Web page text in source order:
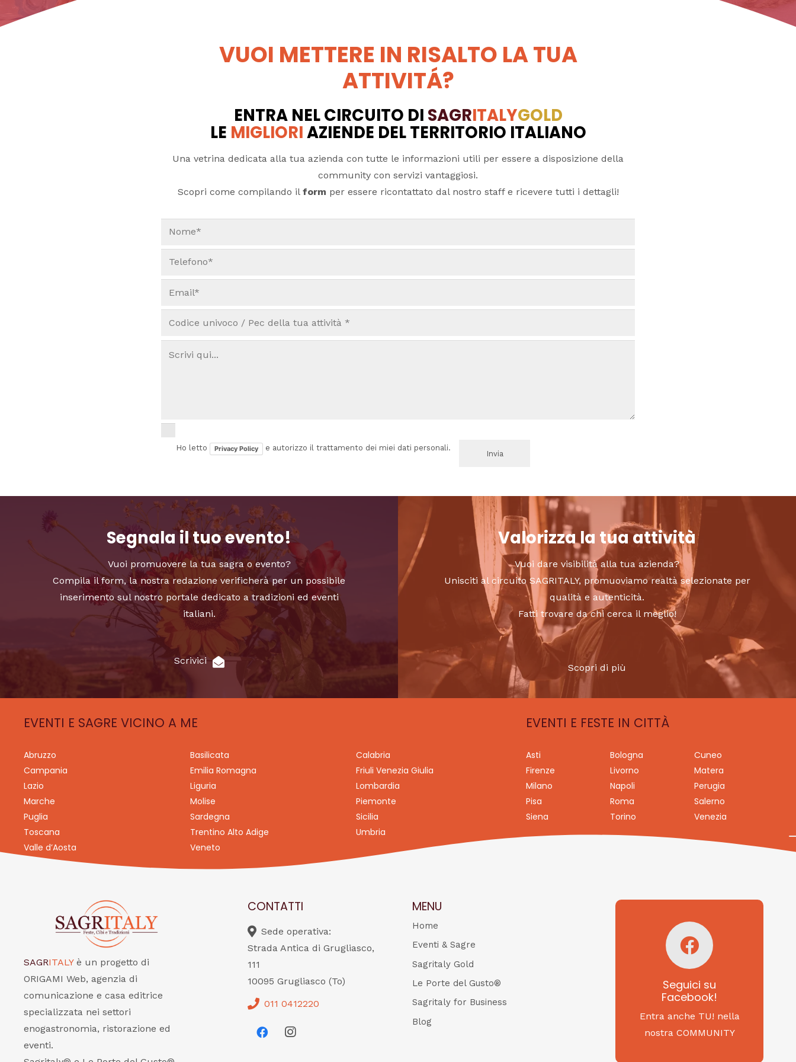
VUOI METTERE IN RISALTO LA TUA
ATTIVITÁ?
ENTRA NEL CIRCUITO DI SAGRITALYGOLD
LE MIGLIORIAZIENDE DEL TERRITORIO ITALIANO
Una vetrina dedicata alla tua azienda con tutte le informazioni utili per essere a disposizione della
community con servizi vantaggiosi.
Scopri come compilando il form per essere ricontattato dal nostro staff e ricevere tutti i dettagli!
Ho letto Privacy Policy e autorizzo il trattamento dei miei dati personali.
Segnala il tuo evento!
Vuoi promuovere la tua sagra o evento?
Compila il form, la nostra redazione verificherà per un possibile
inserimento sul nostro portale dedicato a tradizioni ed eventi
italiani.
Scrivici
Valorizza la tua attività
Vuoi dare visibilità alla tua azienda?
Unisciti al circuito SAGRITALY, promuoviamo realtà selezionate per
qualità e autenticità.
Fatti trovare da chi cerca il meglio!
Scopri di più
EVENTI E SAGRE VICINO A ME
Abruzzo Basilicata
Calabria
Campania
Emilia Romagna
Friuli Venezia Giulia
Lazio
Liguria
Lombardia
Marche
Molise
Piemonte
Puglia
Sardegna
Sicilia
Toscana
Trentino Alto Adige
Umbria
Valle d’Aosta
Veneto
EVENTI E FESTE IN CITTÀ
Asti Bologna
Cuneo
Firenze
Livorno
Matera
Milano
Napoli
Perugia
Pisa
Roma
Salerno
Siena
Torino Venezia
SAGRITALY è un progetto di
ORIGAMI Web, agenzia di
comunicazione e casa editrice
specializzata nei settori
enogastronomia, ristorazione ed
eventi.
CONTATTI
Sede operativa:
Strada Antica di Grugliasco,
111
10095 Grugliasco (To)
011 0412220
MENU
Home
Eventi & Sagre
Sagritaly Gold
Le Porte del Gusto®
Sagritaly for Business
Blog
Seguici su
Facebook!
Entra anche TU! nella
nostra COMMUNITY
Seguici su
Facebook!
SAGRITALY
Feste, cibi e tradizioni
da Nord a Sud...